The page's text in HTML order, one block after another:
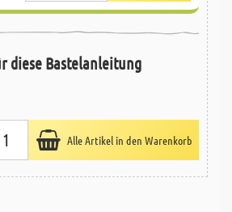
diese Bastelanleitung
Alle Artikel in den Warenkorb